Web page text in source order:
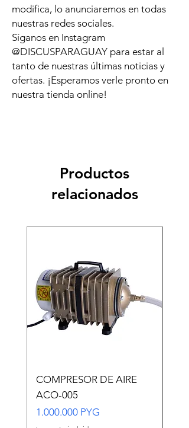
modifica, lo anunciaremos en todas
nuestras redes sociales.
Síganos en Instagram
@DISCUSPARAGUAY para estar al
tanto de nuestras últimas noticias y
ofertas. ¡Esperamos verle pronto en
nuestra tienda online!
Productos
relacionados
COMPRESOR DE AIRE
ACO-005
Precio
1.000.000 PYG